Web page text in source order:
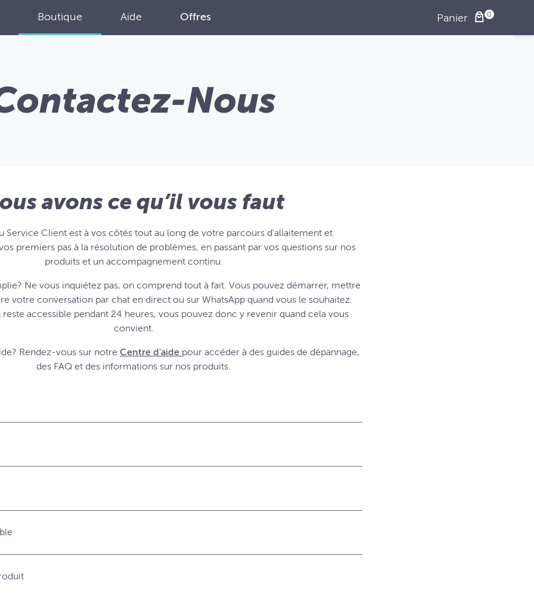
Boutique Aide Offres Panier
Nous
avons ce qu’il vous faut
Service Client est à vos côtés tout au long de votre parcours d'allaitement et
premiers pas à la résolution de problèmes, en passant par vos questions sur nos
produits et un accompagnement continu.
Ne vous inquiétez pas, on comprend tout à fait. Vous pouvez démarrer, mettre
votre conversation par chat en direct ou sur WhatsApp quand vous le souhaitez.
accessible pendant 24 heures, vous pouvez donc y revenir quand cela vous
convient.
Rendez-vous sur notre Centre d'aide pour accéder à des guides de dépannage,
des FAQ et des informations sur nos produits.